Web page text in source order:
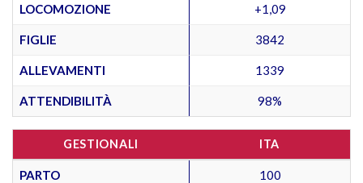
LOCOMOZIONE +1,09
FIGLIE 3842
ALLEVAMENTI 1339
ATTENDIBILITÀ 98%
GESTIONALI ITA
PARTO 100